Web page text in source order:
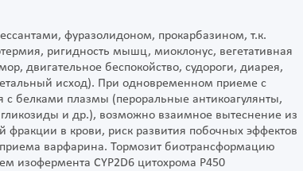
фуразолидоном, прокарбазином, т.к.
ригидность мышц, миоклонус, вегетативная
двигательное беспокойство, судороги, диарея,
исход). При одновременном приеме с
белками плазмы (пероральные антикоагулянты,
и др.), возможно взаимное вытеснение из
в крови, риск развития побочных эффектов
приема варфарина. Тормозит биотрансформацию
изофермента CYP2D6 цитохрома P450